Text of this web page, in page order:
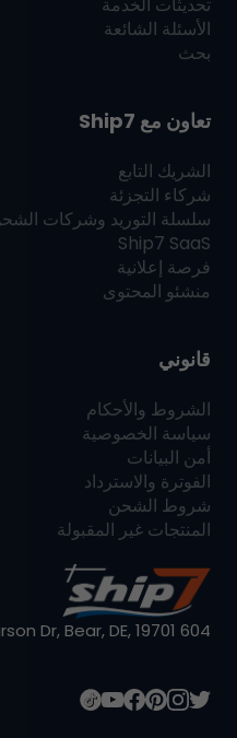
تحديثات الخدمة
الأسئلة الشائعة
بحث
تعاون مع Ship7
الشريك التابع
شركاء التجزئة
سلسلة التوريد وشركات
Ship7 SaaS
فرصة إعلانية
منشئو المحتوى
قانوني
الشروط والأحكام
سياسة الخصوصية
أمن البيانات
الفوترة والاسترداد
شروط الشحن
المنتجات غير المقبولة
604 Carson Dr, Bear, DE, 19701